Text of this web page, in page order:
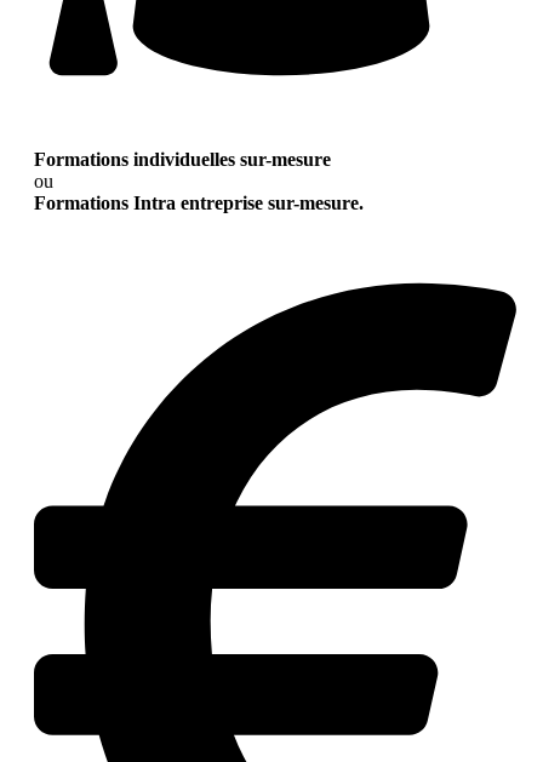
Formations individuelles sur-mesure
ou
Formations Intra entreprise sur-mesure.